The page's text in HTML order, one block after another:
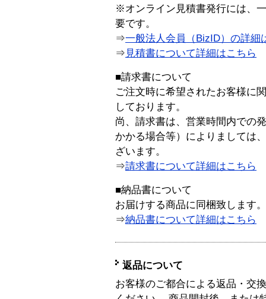
※オンライン見積書発行には、
要です。
⇒一般法人会員（BizID）の詳細
⇒ 見積書について詳細はこちら
■請求書について
ご注文時に希望されたお客様に
しております。
尚、請求書は、営業時間内での
かかる場合等）によりましては
ざいます。
⇒請求書について詳細はこちら
■納品書について
お届けする商品に同梱致します。
⇒納品書について詳細はこちら
返品について
お客様のご都合による返品・交